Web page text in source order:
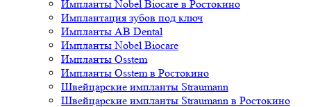
Импланты Nobel Biocare в Ростокино
Имплантация зубов под ключ
Импланты AB Dental
Импланты Nobel Biocare
Импланты Osstem
Импланты Osstem в Ростокино
Швейцарские импланты Straumann
Швейцарские импланты Straumann в Ростокино